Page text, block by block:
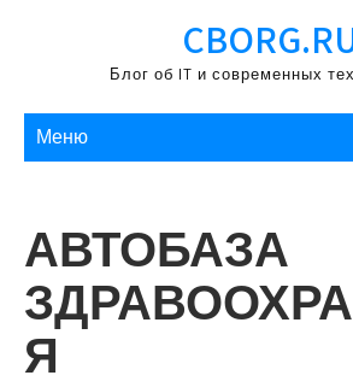
содержимомуБлог об IT и современных
Меню
АВТОБАЗА
Я